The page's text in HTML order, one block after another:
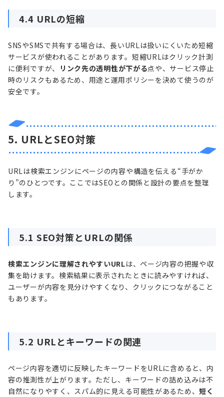
4.4 URLの短縮
SNSやSMSで共有する場合は、長いURLは扱いにくいため短縮
サービスが使われることがあります。短縮URLはクリック計測
に便利ですが、
リンク先の透明性が下がる点や、サービス停止
時のリスクもあるため、用途と運用ポリシーを決めて使うのが
安全です。
5. URLとSEO対策
URLは検索エンジンにページの内容や構造を伝える“手がか
り”のひとつです。ここではSEOとの関係と設計の要点を整理
します。
5.1 SEO対策とURLの関係
検索エンジンに理解されやすいURLは、ページ内容の把握や収
集を助けます。検索結果に表示されたときに読みやすければ、
ユーザーが内容を見分けやすくなり、クリックにつながること
もあります。
5.2 URLとキーワードの関連
ページ内容を適切に反映したキーワードをURLに含めると、内
容の推測性が上がります。ただし、キーワードの詰め込みは不
自然になりやすく、スパム的に見える可能性があるため、短く